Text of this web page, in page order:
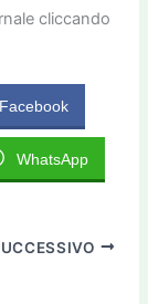
cliccando
Facebook
WhatsApp